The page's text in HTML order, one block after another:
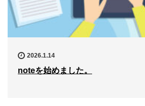
2026.1.14
noteを始めました。